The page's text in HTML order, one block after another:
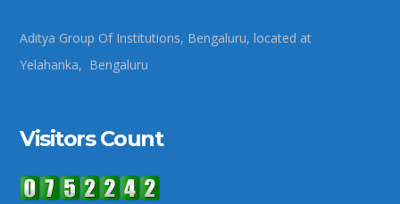
Aditya Group Of Institutions, Bengaluru, located at
Yelahanka, Bengaluru
Visitors Count